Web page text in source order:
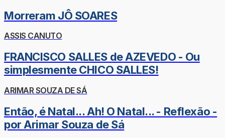
Morreram JÔ SOARES
ASSIS CANUTO
FRANCISCO SALLES de AZEVEDO - Ou
simplesmente CHICO SALLES!
ARIMAR SOUZA DE SÁ
Então, é Natal... Ah! O Natal... - Reflexão -
por Arimar Souza de Sá